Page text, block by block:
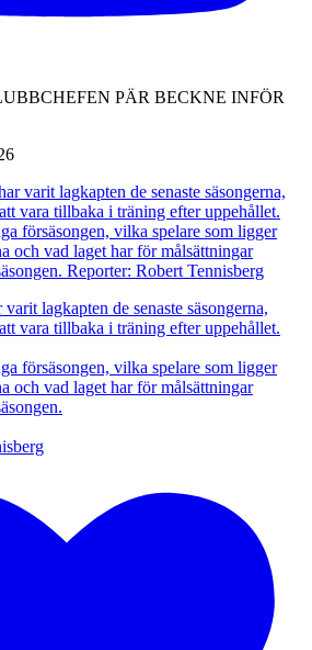
PÄR BECKNE INFÖR
lagkapten de senaste säsongerna,
vara tillbaka i träning efter uppehållet.
försäsongen, vilka spelare som ligger
och vad laget har för målsättningar